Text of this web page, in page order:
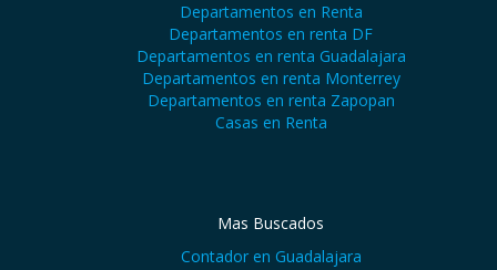
Departamentos en Renta
Departamentos en renta DF
Departamentos en renta Guadalajara
Departamentos en renta Monterrey
Departamentos en renta Zapopan
Casas en Renta
Mas Buscados
Contador en Guadalajara